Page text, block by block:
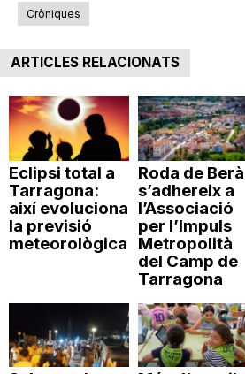
a
Cròniques
ARTICLES RELACIONATS
Eclipsi total a
Tarragona:
així evoluciona
la previsió
meteorològica
Roda de Berà
s’adhereix a
l’Associació
per l’Impuls
Metropolità
del Camp de
Tarragona